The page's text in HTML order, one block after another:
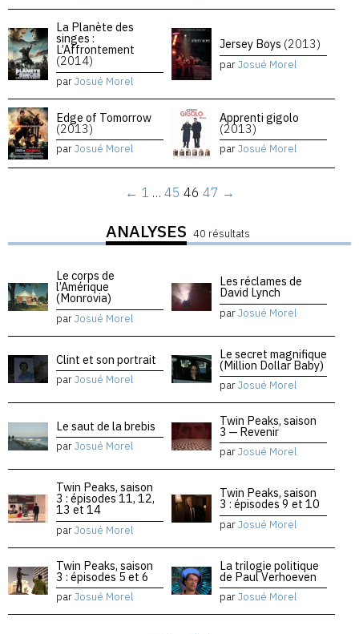
La Planète des
singes :
L’Affrontement
(2014)
parJosué Morel
Jersey Boys (2013)
parJosué Morel
Edge of Tomorrow
(2013)
parJosué Morel
Apprenti gigolo
(2013)
parJosué Morel
← 1 … 45 46 47 →
ANALYSES 40 résultats
Le corps de
l’Amérique
(Monrovia)
parJosué Morel
Les réclames de
David Lynch
parJosué Morel
Clint et son portrait
parJosué Morel
Le secret magnifique
(Million Dollar Baby)
parJosué Morel
Le saut de la brebis
parJosué Morel
Twin Peaks, saison
3 — Revenir
parJosué Morel
Twin Peaks, saison
3 : épisodes 11, 12,
13 et 14
parJosué Morel
Twin Peaks, saison
3 : épisodes 9 et 10
parJosué Morel
Twin Peaks, saison
3 : épisodes 5 et 6
parJosué Morel
La trilogie politique
de Paul Verhoeven
parJosué Morel